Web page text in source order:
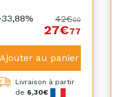
42€00
27€77
Ajouter au panier
Livraison à partir
de 6,30€